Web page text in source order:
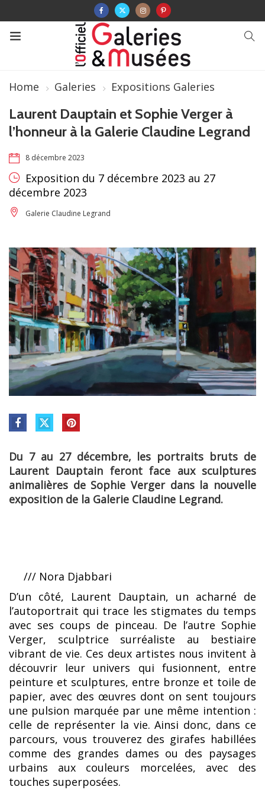
Home Galeries Expositions Galeries
Laurent Dauptain et Sophie Verger à
l’honneur à la Galerie Claudine Legrand
8 décembre 2023
Exposition du 7 décembre 2023 au 27
décembre 2023
Galerie Claudine Legrand
Du 7 au 27 décembre, les portraits bruts de
Laurent Dauptain feront face aux sculptures
animalières de Sophie Verger dans la nouvelle
exposition de la Galerie Claudine Legrand.
/// Nora Djabbari
D’un côté, Laurent Dauptain, un acharné de
l’autoportrait qui trace les stigmates du temps
avec ses coups de pinceau. De l’autre Sophie
Verger, sculptrice surréaliste au bestiaire
vibrant de vie. Ces deux artistes nous invitent à
découvrir leur univers qui fusionnent, entre
peinture et sculptures, entre bronze et toile de
papier, avec des œuvres dont on sent toujours
une pulsion marquée par une même intention :
celle de représenter la vie. Ainsi donc, dans ce
parcours, vous trouverez des girafes habillées
comme des grandes dames ou des paysages
urbains aux couleurs morcelées, avec des
touches superposées.